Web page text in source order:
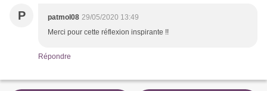
P patmol08 29/05/2020 13:49
Merci pour cette réflexion inspirante !!
Répondre